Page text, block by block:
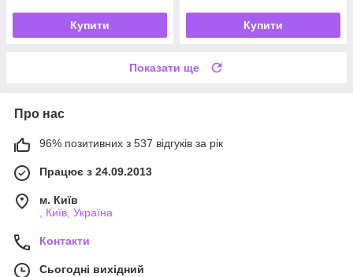
Купити Купити
Показати ще
Про нас
96% позитивних з 537 відгуків за рік
Працює з 24.09.2013
м. Київ
, Київ, Україна
Контакти
Сьогодні вихідний